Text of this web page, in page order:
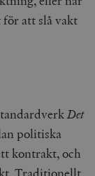
att slå vakt
Det
politiska
kontrakt, och
Traditionellt